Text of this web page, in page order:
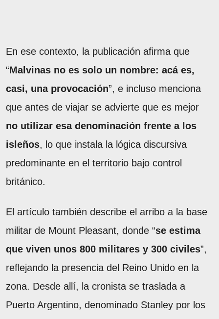
En ese contexto, la publicación afirma que
“Malvinas no es solo un nombre: acá es,
casi, una provocación”, e incluso menciona
que antes de viajar se advierte que es mejor
no utilizar esa denominación frente a los
isleños, lo que instala la lógica discursiva
predominante en el territorio bajo control
británico.
El artículo también describe el arribo a la base
militar de Mount Pleasant, donde “se estima
que viven unos 800 militares y 300 civiles”,
reflejando la presencia del Reino Unido en la
zona. Desde allí, la cronista se traslada a
Puerto Argentino, denominado Stanley por los